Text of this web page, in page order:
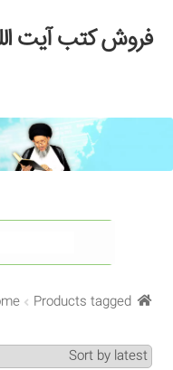
Skip
to
Skip
to
فروش کتب آیت
خانه
#97 (بدون عنوان)
Checkout
My account
Search Results
Products tagged “علم عرفان نظری”